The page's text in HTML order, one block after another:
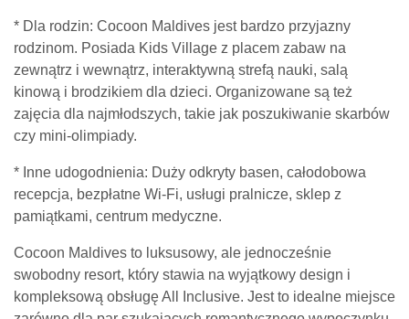
* Dla rodzin: Cocoon Maldives jest bardzo przyjazny
rodzinom. Posiada Kids Village z placem zabaw na
zewnątrz i wewnątrz, interaktywną strefą nauki, salą
kinową i brodzikiem dla dzieci. Organizowane są też
zajęcia dla najmłodszych, takie jak poszukiwanie skarbów
czy mini-olimpiady.
* Inne udogodnienia: Duży odkryty basen, całodobowa
recepcja, bezpłatne Wi-Fi, usługi pralnicze, sklep z
pamiątkami, centrum medyczne.
Cocoon Maldives to luksusowy, ale jednocześnie
swobodny resort, który stawia na wyjątkowy design i
kompleksową obsługę All Inclusive. Jest to idealne miejsce